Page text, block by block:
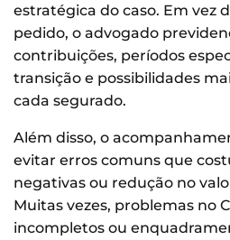
estratégica do caso. Em vez
pedido, o advogado
contribuições, períodos
transição e possibilidades
cada segurado.
Além disso, o
evitar erros comuns que
negativas ou redução no
Muitas vezes, problemas no
incompletos ou